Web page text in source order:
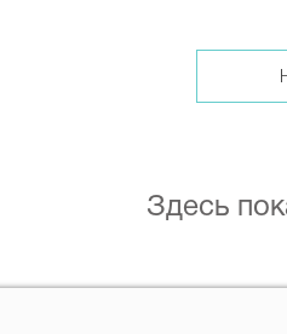
Здесь